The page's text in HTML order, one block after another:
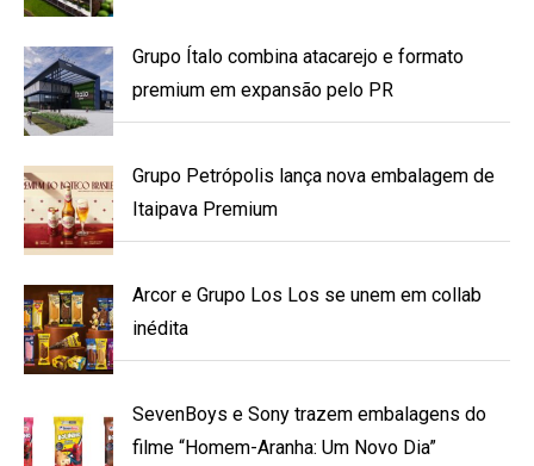
Grupo Ítalo combina atacarejo e formato
premium em expansão pelo PR
Grupo Petrópolis lança nova embalagem de
Itaipava Premium
Arcor e Grupo Los Los se unem em collab
inédita
SevenBoys e Sony trazem embalagens do
filme “Homem-Aranha: Um Novo Dia”